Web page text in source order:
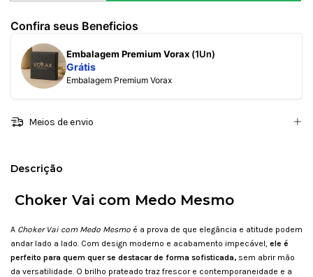
Confira seus Beneficios
Embalagem Premium Vorax (1Un)
Grátis
Embalagem Premium Vorax
Meios de envio
Descrição
Choker Vai com Medo Mesmo
A Choker Vai com Medo Mesmo é a prova de que elegância e atitude podem
andar lado a lado. Com design moderno e acabamento impecável, ele é
perfeito para quem quer se destacar de forma sofisticada, sem abrir mão
da versatilidade. O brilho prateado traz frescor e contemporaneidade e a